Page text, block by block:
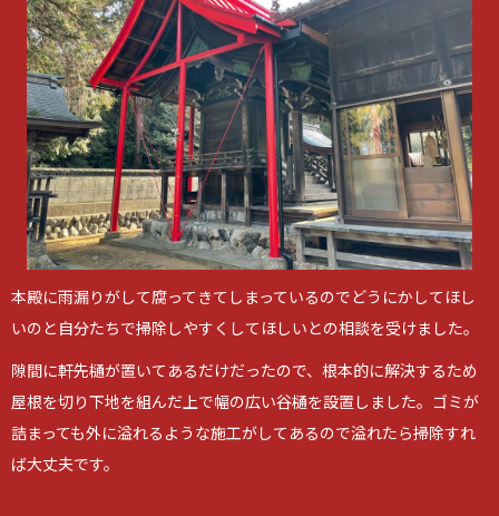
本殿に雨漏りがして腐ってきてしまっているのでどうにかしてほし
いのと自分たちで掃除しやすくしてほしいとの相談を受けました。
隙間に軒先樋が置いてあるだけだったので、根本的に解決するため
屋根を切り下地を組んだ上で幅の広い谷樋を設置しました。ゴミが
詰まっても外に溢れるような施工がしてあるので溢れたら掃除すれ
ば大丈夫です。